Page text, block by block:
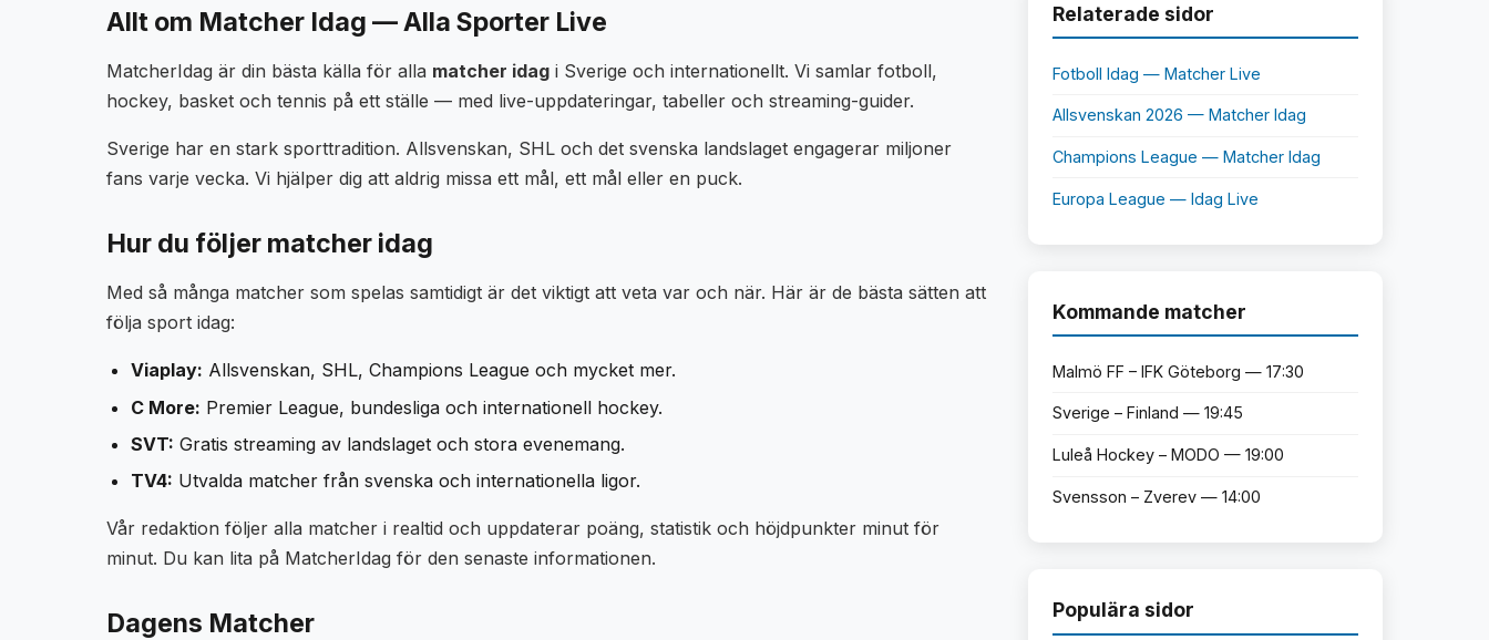
Allt om Matcher Idag — Alla Sporter Live
MatcherIdag är din bästa källa för alla matcher idag i Sverige och internationellt. Vi samlar fotboll,
hockey, basket och tennis på ett ställe — med live-uppdateringar, tabeller och streaming-guider.
Sverige har en stark sporttradition. Allsvenskan, SHL och det svenska landslaget engagerar miljoner
fans varje vecka. Vi hjälper dig att aldrig missa ett mål, ett mål eller en puck.
Hur du följer matcher idag
Med så många matcher som spelas samtidigt är det viktigt att veta var och när. Här är de bästa sätten att
följa sport idag:
Viaplay: Allsvenskan, SHL, Champions League och mycket mer.
C More: Premier League, bundesliga och internationell hockey.
SVT: Gratis streaming av landslaget och stora evenemang.
TV4: Utvalda matcher från svenska och internationella ligor.
Vår redaktion följer alla matcher i realtid och uppdaterar poäng, statistik och höjdpunkter minut för
minut. Du kan lita på MatcherIdag för den senaste informationen.
Dagens Matcher
Relaterade sidor
Fotboll Idag — Matcher Live
Allsvenskan 2026 — Matcher Idag
Champions League — Matcher Idag
Europa League — Idag Live
Kommande matcher
Malmö FF – IFK Göteborg — 17:30
Sverige – Finland — 19:45
Luleå Hockey – MODO — 19:00
Svensson – Zverev — 14:00
Populära sidor